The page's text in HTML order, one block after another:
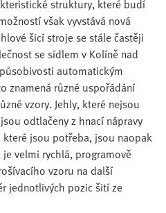
struktury, které budí
však vyvstává nová
šicí stroje se stále častěji
se sídlem v Kolíně nad
automatickým
znamená různé uspořádání
vzory. Jehly, které nejsou
odtlačeny z hnací nápravy
jsou potřeba, jsou naopak
velmi rychlá, programově
vzoru na další
jednotlivých pozic šití ze